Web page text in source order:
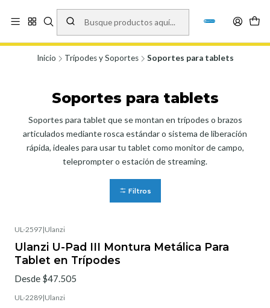
Vísita nuestro local en Los Agustinos 5478, Ñuñoa. Lunes a Viernes 9.30 a
19.00, Sábados 10:00 a 19:00 y Domingos de 10:00 a 17:00
Inicio Trípodes y Soportes Soportes para tablets
Soportes para tablets
Soportes para tablet que se montan en trípodes o brazos
articulados mediante rosca estándar o sistema de liberación
rápida, ideales para usar tu tablet como monitor de campo,
teleprompter o estación de streaming.
Filtros
UL-2597|Ulanzi
Ulanzi U-Pad III Montura Metálica Para
Tablet en Trípodes
Desde $47.505
UL-2289|Ulanzi